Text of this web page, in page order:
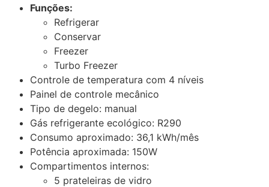
Funções:
Refrigerar
Conservar
Freezer
Turbo Freezer
Controle de temperatura com 4 níveis
Painel de controle mecânico
Tipo de degelo: manual
Gás refrigerante ecológico: R290
Consumo aproximado: 36,1 kWh/mês
Potência aproximada: 150W
Compartimentos internos:
5 prateleiras de vidro